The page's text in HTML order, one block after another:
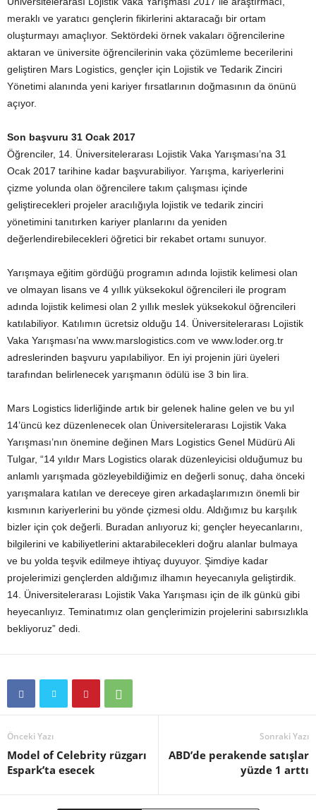
meraklı ve yaratıcı gençlerin fikirlerini aktaracağı bir ortam
oluşturmayı amaçlıyor. Sektördeki örnek vakaları öğrencilerine
aktaran ve üniversite öğrencilerinin vaka çözümleme becerilerini
geliştiren Mars Logistics, gençler için Lojistik ve Tedarik Zinciri
Yönetimi alanında yeni kariyer fırsatlarının doğmasının da önünü
açıyor.
Son başvuru 31 Ocak 2017
Öğrenciler, 14. Üniversitelerarası Lojistik Vaka Yarışması’na 31
Ocak 2017 tarihine kadar başvurabiliyor. Yarışma, kariyerlerini
çizme yolunda olan öğrencilere takım çalışması içinde
geliştirecekleri projeler aracılığıyla lojistik ve tedarik zinciri
yönetimini tanıtırken kariyer planlarını da yeniden
değerlendirebilecekleri öğretici bir rekabet ortamı sunuyor.
Yarışmaya eğitim gördüğü programın adında lojistik kelimesi olan
ve olmayan lisans ve 4 yıllık yüksekokul öğrencileri ile program
adında lojistik kelimesi olan 2 yıllık meslek yüksekokul öğrencileri
katılabiliyor. Katılımın ücretsiz olduğu 14. Üniversitelerarası Lojistik
Vaka Yarışması’na www.marslogistics.com ve www.loder.org.tr
adreslerinden başvuru yapılabiliyor. En iyi projenin jüri üyeleri
tarafından belirlenecek yarışmanın ödülü ise 3 bin lira.
Mars Logistics liderliğinde artık bir gelenek haline gelen ve bu yıl
14’üncü kez düzenlenecek olan Üniversitelerarası Lojistik Vaka
Yarışması’nın önemine değinen Mars Logistics Genel Müdürü Ali
Tulgar, “14 yıldır Mars Logistics olarak düzenleyicisi olduğumuz bu
anlamlı yarışmada gözleyebildiğimiz en değerli sonuç, daha önceki
yarışmalara katılan ve dereceye giren arkadaşlarımızın önemli bir
kısmının kariyerlerini bu yönde çizmesi oldu. Aldığımız bu karşılık
bizler için çok değerli. Buradan anlıyoruz ki; gençler heyecanlarını,
bilgilerini ve kabiliyetlerini aktarabilecekleri doğru alanlar bulmaya
ve bu yolda teşvik edilmeye ihtiyaç duyuyor. Şimdiye kadar
projelerimizi gençlerden aldığımız ilhamın heyecanıyla geliştirdik.
14. Üniversitelerarası Lojistik Vaka Yarışması için de ilk günkü gibi
heyecanlıyız. Teminatımız olan gençlerimizin projelerini sabırsızlıkla
bekliyoruz” dedi.
Önceki Yazı
Model of Celebrity rüzgarı
Espark’ta esecek
Sonraki Yazı
ABD’de perakende satışlar
yüzde 1 arttı